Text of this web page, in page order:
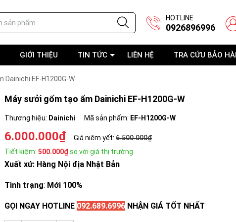
HOTLINE
0926896996
GIỚI THIỆU TIN TỨC LIÊN HỆ TRA CỨU BẢO
Dainichi EF-H1200G-W
Máy sưởi gốm tạo ẩm Dainichi EF-H1200G-W
Thương hiệu: Dainichi Mã sản phẩm: EF-H1200G-W
6.000.000₫ Giá niêm yết: 6.500.000₫
Tiết kiệm: 500.000₫so với giá thị trường
Xuất xứ: Hàng Nội địa Nhật Bản
Tình trạng: Mới 100%
GỌI NGAY HOTLINE 092.689.6996 NHẬN GIÁ TỐT NHẤT